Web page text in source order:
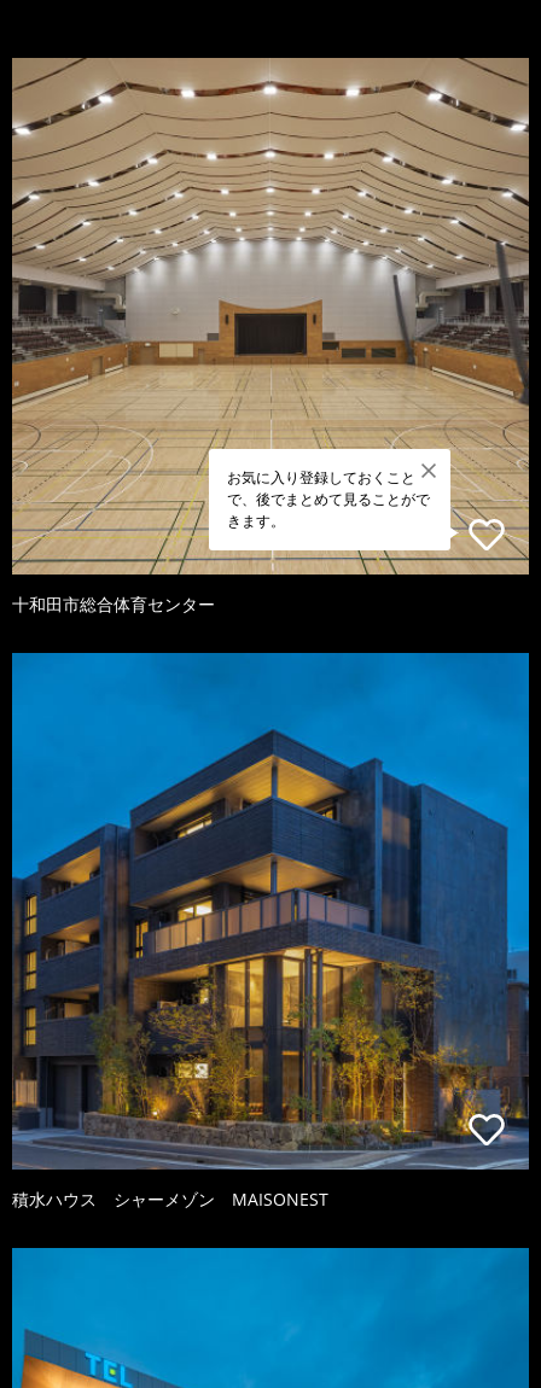
お気に入り登録しておくこと
で、後でまとめて見ることがで
きます。
十和田市総合体育センター
積水ハウス シャーメゾン MAISONEST